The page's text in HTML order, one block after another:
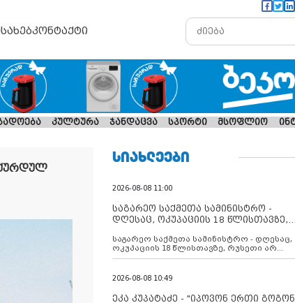
კონტაქტი
კულტურა ჯანდაცვა სპორტი მსოფლიო
ᲡᲘᲐᲮᲚᲔᲔᲑᲘ
2026-08-08 11:00
საგარეო საქმეთა სამინისტრო -
დღესაც, ოკუპაციის 18 წლისთავზე,
შუამავლ
საგარეო საქმეთა სამინისტრო - დღესაც,
ოკუპაციის 18 წლისთავზე, რუსეთი არ
ასრულებს ევროკავშირის შუამავლობით
შეწყვეტის შეთანხმებას. მეტიც, რუსეთი
ოკუპირებულ რეგიონებში, აგრძელებს
2026-08-08 10:49
ეკა კუპატაძე - "იპოვონ ერთი